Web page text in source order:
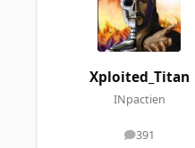
Xploited_Titan
INpactien
391
messages